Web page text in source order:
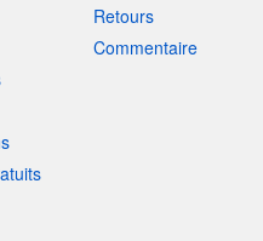
Retours
Commentaire